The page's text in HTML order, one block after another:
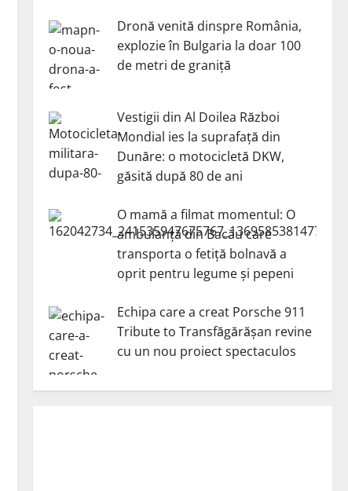
Dronă venită dinspre România,
explozie în Bulgaria la doar 100
de metri de graniță
Vestigii din Al Doilea Război
Mondial ies la suprafață din
Dunăre: o motocicletă DKW,
găsită după 80 de ani
O mamă a filmat momentul: O
ambulanță din Bacău care
transporta o fetiță bolnavă a
oprit pentru legume și pepeni
Echipa care a creat Porsche 911
Tribute to Transfăgărășan revine
cu un nou proiect spectaculos